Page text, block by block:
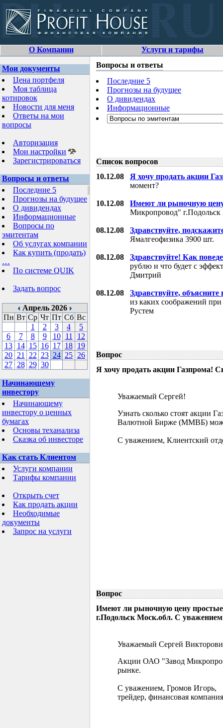
О Компании Услуги и тарифы
Мои документы
Цена портфеля
Моя таблица
котировок
Новости для меня
Ответы на мои
вопросы
Авторизация
Мои настройки
Зарегистрироваться
Вопросы и ответы
Последние 5
Прогнозы на будущее
О дивидендах
Информационные
Вопросы по
эмитентам
Об услугах компании
Как купить (продать)
…
По системе QUIK
Задать вопрос
Апрель 2026
Пн Вт Ср Чт Пт Сб Вс
1
2 3 4
5
6
7 8 9 10 11
12
13 14 15 16 17 18 19
20 21 22 23 24 25 26
27 28 29 30
Начинающему
инвестору
Начинающему
инвестору о ценных
бумагах
Основы теханализа
Сказка об инвесторе
Как стать Клиентом
Услуги компании
Тарифы компании
Открыть счет
Как продать акции
Необходимые
документы
Запрос на услуги
Вопросы и ответы
Последние 5
Прогнозы на будущее
О дивидендах
Информационные
Список вопросов
10.12.08 Я хочу продать акции
момент?
10.12.08
Имеют ли рыночную
Микропровод"
08.12.08
Здравствуйте,
Ямалгеофизика 3900 шт.
08.12.08
Здравствуйте! Как
рублю и что будет с
Дмитрий
08.12.08
Здравствуйте, объясните
из каких соображений
Рустем
Вопрос
Я хочу продать акции Газпрома!
Уважаемый Сергей!
Узнать сколько стоят акции
Валютной Бирже (ММВБ)
С уважением, Клиентский
Вопрос
Имеют ли рыночную цену
г.Подольск Моск.обл. С
Уважаемый Сергей
Акции ОАО "Завод
рынке.
С уважением, Громов Игорь,
трейдер, финансовая